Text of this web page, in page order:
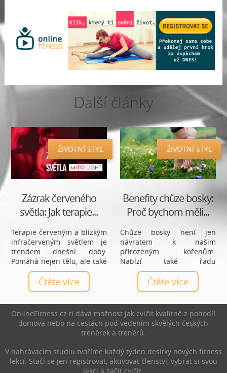
Další články
ŽIVOTNÍ STYL
Zázrak červeného
světla: Jak terapie...
Terapie červeným a blízkým
infračerveným světlem je
trendem dnešní doby.
Pomáhá nejen tělu, ale také
psychice. Až devadesát
procent času jsme někde
zavření, ať už v práci nebo
baterky. Červené světlo lze
považovat za jeden ze
základních zdrojů energie.
Pomáhá tělu například
zmírnit záněty, ulevit od
bolesti, při regeneraci nebo
zlepšit spánek.
Čtěte více
ŽIVOTNÍ STYL
Benefity chůze bosky:
Proč bychom měli...
Chůze bosky není jen
návratem k našim
přirozeným kořenům.
Nabízí také řadu
zdravotních výhod, které
mohou pozitivně ovlivnit
naše tělo i mysl. Od posílení
rovnováhy až po snížení
stresu a zlepšení spánku.
Chůze bosky má skutečně
mnoho přínosů. V tomto
článku se dozvíte, proč
byste měli častěji sundávat
boty a vyrazit na procházku
Čtěte více
OnlineFitness.cz ti dává možnost jak cvičit kvalitně z pohodlí
domova nebo na cestách pod vedením skvělých českých
trenérek a trenérů.
V nahrávacím studiu tvoříme každý týden desítky nových fitness
lekcí. Stačí se jen registrovat, aktivovat členství, vybrat si svou
lekci a začít cvičit.